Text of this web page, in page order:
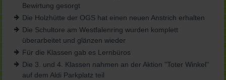
Bewirtung gesorgt
Die Holzhütte der OGS hat einen neuen Anstrich erhalten
Die Schultore am Westfalenring wurden komplett
überarbeitet und glänzen wieder
Für die Klassen gab es Lernbüros
Die 3. und 4. Klassen nahmen an der Aktion "Toter Winkel"
auf dem Aldi Parkplatz teil